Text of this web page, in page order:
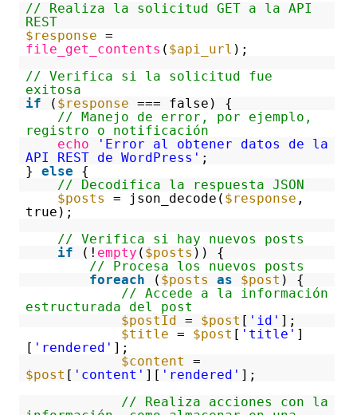
// Realiza la solicitud GET a la API
REST
$response =
file_get_contents ( $api_url );
// Verifica si la solicitud fue
exitosa
if
( $response === false) {
// Manejo de error, por ejemplo,
registro o notificación
echo
'Error al obtener datos de la
API REST de WordPress' ;
} else
{
// Decodifica la respuesta JSON
$posts
= json_decode( $response ,
true);
// Verifica si hay nuevos posts
if
(! empty ( $posts )) {
// Procesa los nuevos posts
foreach
( $posts as $post ) {
// Accede a la información
estructurada del post
$postId
= $post [ 'id' ];
$title = $post [ 'title' ]
[ 'rendered' ];
$content
=
$post [ 'content' ][ 'rendered' ];
// Realiza acciones con la